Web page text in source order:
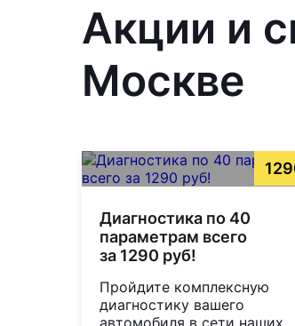
Акции и
Москве
Диагностика по 40
параметрам всего
за 1290 руб!
Пройдите комплексную
диагностику вашего
автомобиля в сети наших